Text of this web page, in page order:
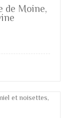
de Moine,